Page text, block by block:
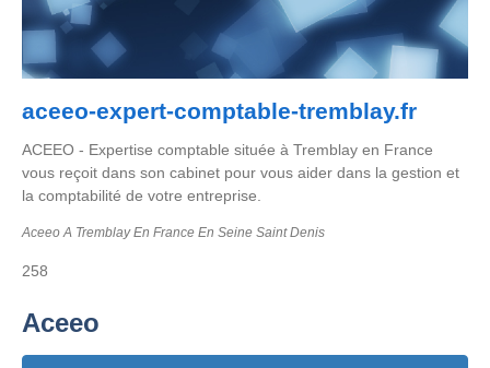
aceeo-expert-comptable-tremblay.fr
ACEEO - Expertise comptable située à Tremblay en France
vous reçoit dans son cabinet pour vous aider dans la gestion et
la comptabilité de votre entreprise.
Aceeo A Tremblay En France En Seine Saint Denis
258
Aceeo